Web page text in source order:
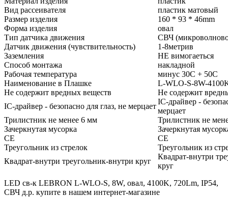
Вид рассеивателя
пластик матовый
Размер изделия
160 * 93 * 46mm
Форма изделия
овал
Тип датчика движения
СВЧ
Датчик движения (чувствительность)
1-8метрив
Заземления
НЕ вимогаеться
Способ монтажа
накладной
Рабочая температура
минус 30С + 50С
Наименование в Плашке
L-WLО-S-8W-
Не содержит вредных веществ
Не содержит
IC-драйвер - безопасно для глаз, не мерцает
IC-драйвер -
мерцает
Трилистник не менее 6 мм
Трилистник не
Зачеркнутая мусорка
Зачеркнутая
CЕ
CЕ
Треугольник из стрелок
Треугольник из
Квадрат-внутри треугольник-внутри круг
Квадрат-внутри
круг
LED св-к LEBRON L-WLO-S, 8W, овал, 4100K, 720Lm, ІР54,
СВЧ д.р. купите в нашем интернет-магазине